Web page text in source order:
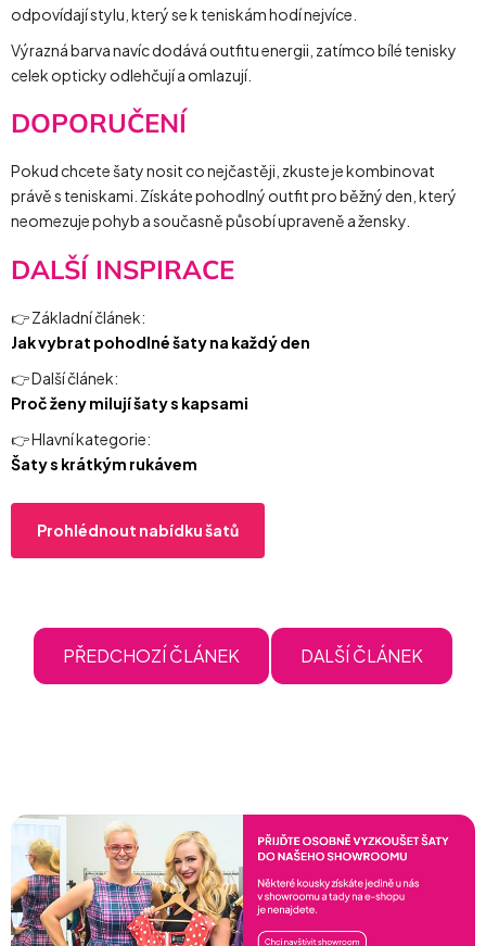
odpovídají stylu, který se k teniskám hodí nejvíce.
Výrazná barva navíc dodává outfitu energii, zatímco bílé tenisky
celek opticky odlehčují a omlazují.
DOPORUČENÍ
Pokud chcete šaty nosit co nejčastěji, zkuste je kombinovat
právě s teniskami. Získáte pohodlný outfit pro běžný den, který
neomezuje pohyb a současně působí upraveně a žensky.
DALŠÍ INSPIRACE
👉 Základní článek:
Jak vybrat pohodlné šaty na každý den
👉 Další článek:
Proč ženy milují šaty s kapsami
👉 Hlavní kategorie:
Šaty s krátkým rukávem
Prohlédnout nabídku šatů
PŘEDCHOZÍ ČLÁNEK DALŠÍ ČLÁNEK